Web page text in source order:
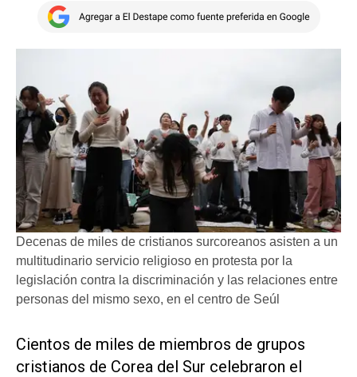
Decenas de miles de cristianos surcoreanos asisten a un
multitudinario servicio religioso en protesta por la
legislación contra la discriminación y las relaciones entre
personas del mismo sexo, en el centro de Seúl
Cientos de miles de miembros de grupos
cristianos de Corea del Sur celebraron el